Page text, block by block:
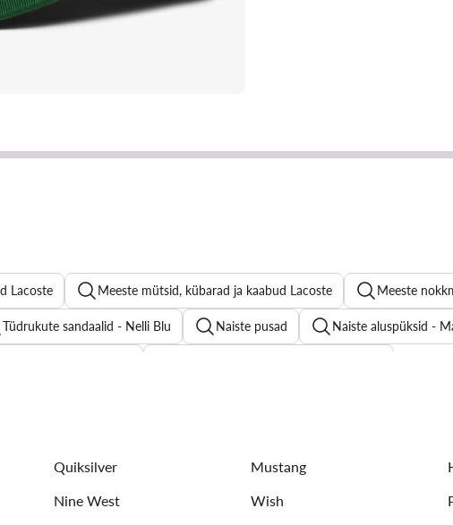
Lacoste Meeste mütsid, kübarad ja kaabud Lacoste Meeste
Tüdrukute sandaalid - Nelli Blu Naiste pusad Naiste aluspüksid -
Calvin Klein Jeans Naiste kõrge kontsaga - JENNY
Quiksilver Mustang
Nine West Wish